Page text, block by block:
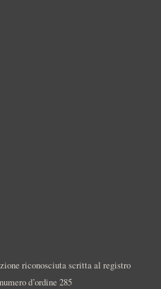
riconosciuta scritta al registro
d’ordine 285